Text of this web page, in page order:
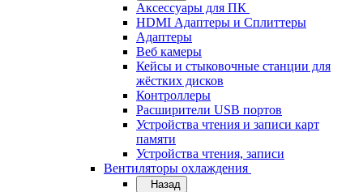
Аксессуары для ПК
HDMI Адаптеры и Сплиттеры
Адаптеры
Веб камеры
Кейсы и стыковочные станции для
жёстких дисков
Контроллеры
Расширители USB портов
Устройства чтения и записи карт
памяти
Устройства чтения, записи
Вентиляторы охлаждения
Назад